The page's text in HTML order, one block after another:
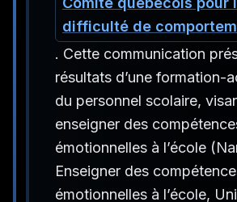
difficulté de
. Cette communication
résultats d’une formation-
du personnel scolaire,
enseigner des
émotionnelles à l’école
Enseigner des
émotionnelles à l’école,